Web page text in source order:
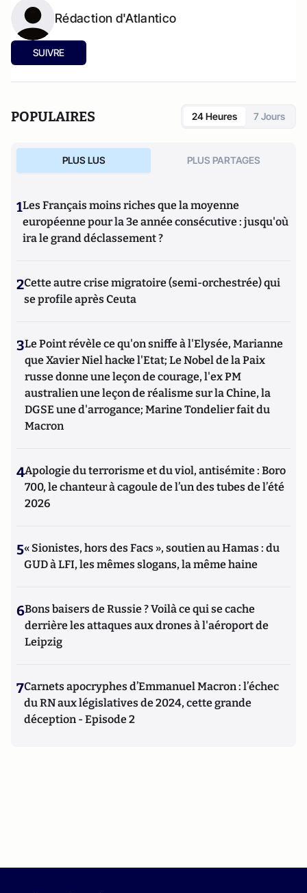
Rédaction d'Atlantico
SUIVRE
POPULAIRES 24 Heures 7 Jours
PLUS LUS PLUS PARTAGES
1Les Français moins riches que la moyenne
européenne pour la 3e année consécutive : jusqu'où
ira le grand déclassement ?
2Cette autre crise migratoire (semi-orchestrée) qui
se profile après Ceuta
3Le Point révèle ce qu'on sniffe à l'Elysée, Marianne
que Xavier Niel hacke l'Etat; Le Nobel de la Paix
russe donne une leçon de courage, l'ex PM
australien une leçon de réalisme sur la Chine, la
DGSE une d'arrogance; Marine Tondelier fait du
Macron
4Apologie du terrorisme et du viol, antisémite : Boro
700, le chanteur à cagoule de l’un des tubes de l’été
2026
5« Sionistes, hors des Facs », soutien au Hamas : du
GUD à LFI, les mêmes slogans, la même haine
6Bons baisers de Russie ? Voilà ce qui se cache
derrière les attaques aux drones à l'aéroport de
Leipzig
7Carnets apocryphes d’Emmanuel Macron : l’échec
du RN aux législatives de 2024, cette grande
déception - Episode 2